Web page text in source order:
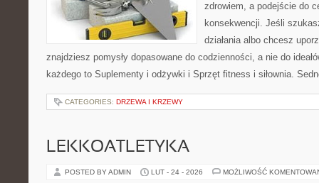
zdrowiem, a podejście do
konsekwencji. Jeśli
działania albo chcesz
znajdziesz pomysły dopasowane do codzienności, a nie do
każdego to Suplementy i odżywki i Sprzęt fitness i siłownia.
CATEGORIES: DRZEWA I KRZEWY
LEKKOATLETYKA
POSTED BY ADMIN LUT - 24 - 2026 MOŻLIWOŚĆ